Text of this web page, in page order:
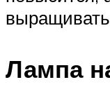
выращивать
Лампа